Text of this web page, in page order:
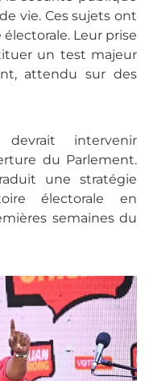
vie. Ces sujets ont
Leur prise
un test majeur
attendu sur des
intervenir
du Parlement.
une stratégie
électorale en
semaines du